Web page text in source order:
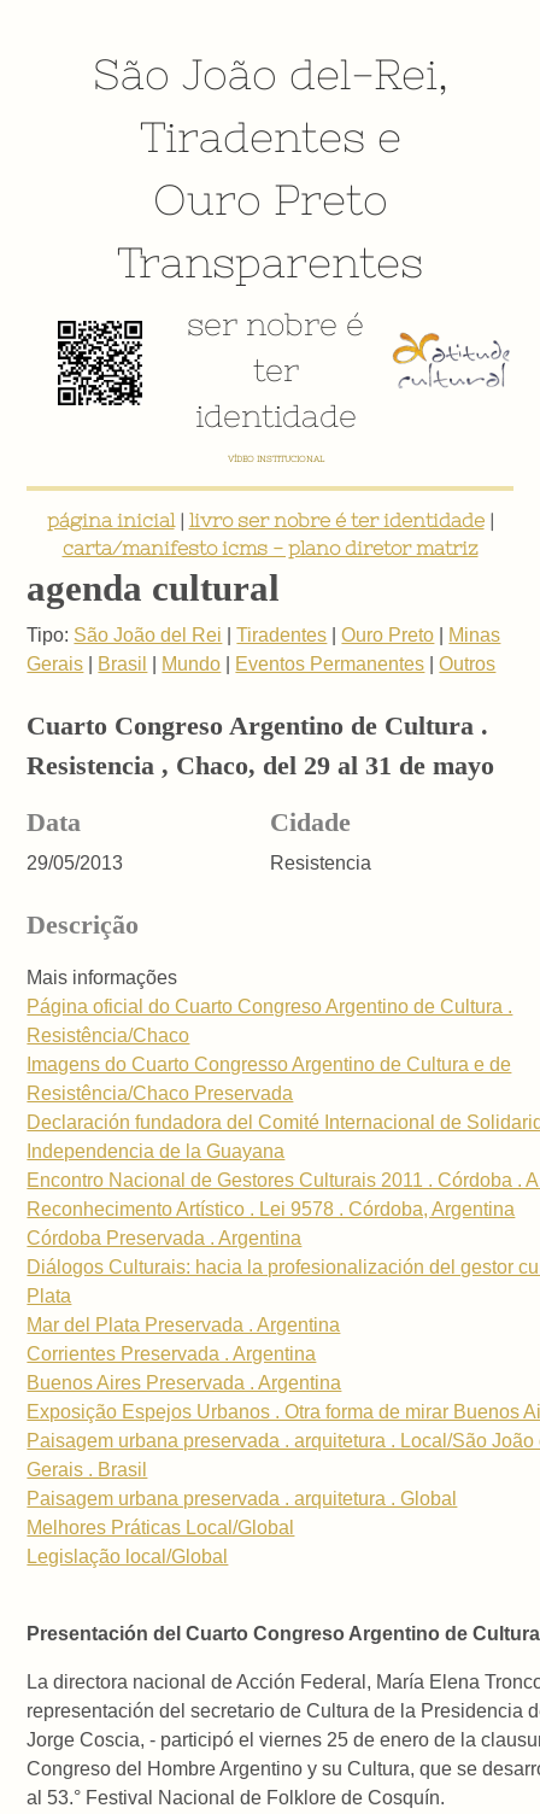
São João del-Rei,
Tiradentes e
Ouro Preto
Transparentes
ser nobre é
ter
identidade
VÍDEO INSTITUCIONAL
página inicial| livro ser nobre é ter identidade|
carta/manifesto icms - plano diretor matriz
agenda cultural
Tipo: São João del Rei |Tiradentes |Ouro Preto
Minas
Gerais
Brasil Mundo Eventos Permanentes |Outros
Cuarto Congreso Argentino de Cultura .
Resistencia , Chaco, del 29 al 31 de mayo
Data
29/05/2013
Cidade
Resistencia
Descrição
Mais informações
Página oficial do Cuarto Congreso Argentino de Cultura .
Resistência/Chaco
Imagens do Cuarto Congresso Argentino de Cultura e de
Resistência/Chaco Preservada
Declaración fundadora del Comité Internacional de
Independencia de la Guayana
Encontro Nacional de Gestores Culturais 2011 . Córdoba .
Reconhecimento Artístico . Lei 9578 . Córdoba, Argentina
Córdoba Preservada . Argentina
Diálogos Culturais: hacia la profesionalización del gestor
Plata
Mar del Plata Preservada . Argentina
Corrientes Preservada . Argentina
Buenos Aires Preservada . Argentina
Exposição Espejos Urbanos . Otra forma de mirar Buenos
Paisagem urbana preservada . arquitetura . Local/São
Gerais . Brasil
Paisagem urbana preservada . arquitetura . Global
Melhores Práticas Local/Global
Legislação local/Global
Presentación del Cuarto Congreso Argentino de
La directora nacional de Acción Federal, María Elena
representación del secretario de Cultura de la Presidencia
Jorge Coscia, - participó el viernes 25 de enero de la
Congreso del Hombre Argentino y su Cultura, que se
al 53.° Festival Nacional de Folklore de Cosquín.